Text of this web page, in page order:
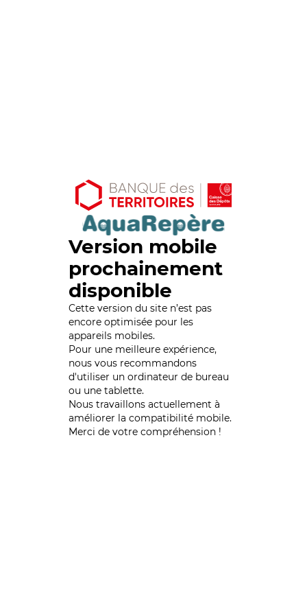
Version mobile
prochainement
disponible
Cette version du site n’est pas
encore optimisée pour les
appareils mobiles.
Pour une meilleure expérience,
nous vous recommandons
d'utiliser un ordinateur de bureau
ou une tablette.
Nous travaillons actuellement à
améliorer la compatibilité mobile.
Merci de votre compréhension !